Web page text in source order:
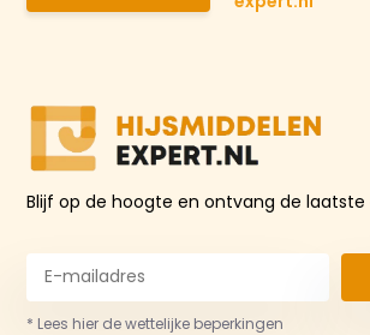
Blijf op de hoogte en ontvang de laatste
* Lees hier de wettelijke beperkingen